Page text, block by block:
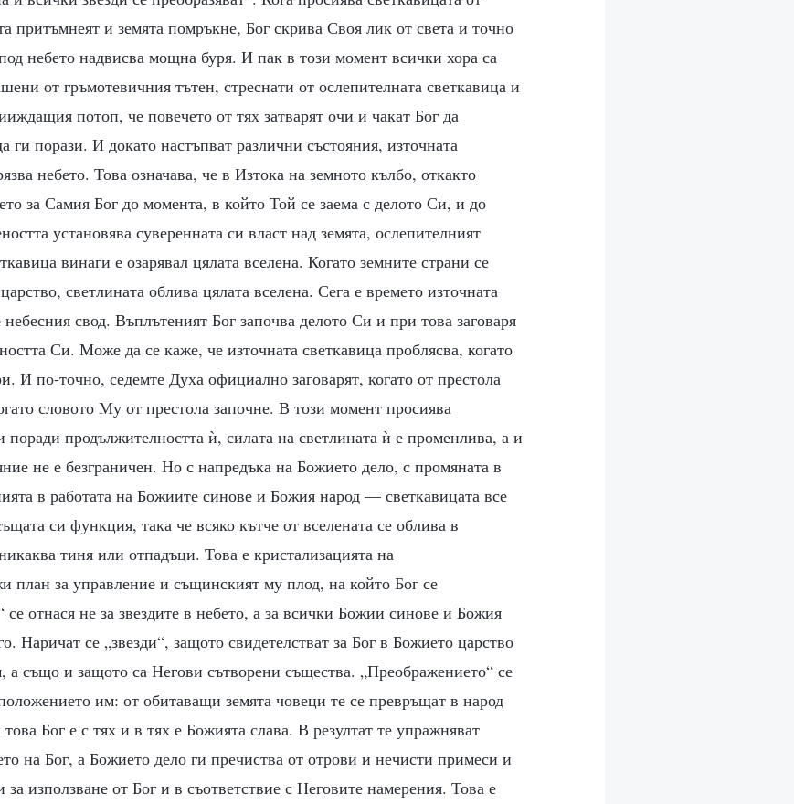
притъмнеят и земята помръкне, Бог скрива Своя лик от света и точно
небето надвисва мощна буря. И пак в този момент всички хора са
от гръмотевичния тътен, стреснати от ослепителната светкавица и
потоп, че повечето от тях затварят очи и чакат Бог да
порази. И докато настъпват различни състояния, източната
небето. Това означава, че в Изтока на земното кълбо, откакто
за Самия Бог до момента, в който Той се заема с делото Си, и до
установява суверенната си власт над земята, ослепителният
винаги е озарявал цялата вселена. Когато земните страни се
светлината облива цялата вселена. Сега е времето източната
свод. Въплътеният Бог започва делото Си и при това заговаря
Си. Може да се каже, че източната светкавица проблясва, когато
И по-точно, седемте Духа официално заговарят, когато от престола
словото Му от престола започне. В този момент просиява
поради продължителността ѝ, силата на светлината ѝ е променлива, а и
не е безграничен. Но с напредъка на Божието дело, с промяната в
в работата на Божиите синове и Божия народ — светкавицата все
си функция, така че всяко кътче от вселената се облива в
тиня или отпадъци. Това е кристализацията на
план за управление и същинският му плод, на който Бог се
се отнася не за звездите в небето, а за всички Божии синове и Божия
Наричат се „звезди“, защото свидетелстват за Бог в Божието царство
а също и защото са Негови сътворени същества. „Преображението“ се
им: от обитаващи земята човеци те се превръщат в народ
Бог е с тях и в тях е Божията слава. В резултат те упражняват
на Бог, а Божието дело ги пречиства от отрови и нечисти примеси и
за използване от Бог и в съответствие с Неговите намерения. Това е